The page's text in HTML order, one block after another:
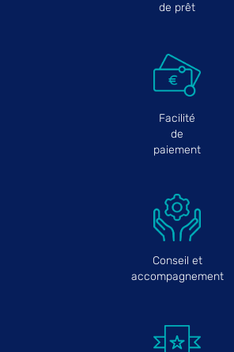
de prêt
Facilité
de
paiement
Conseil et
accompagnement